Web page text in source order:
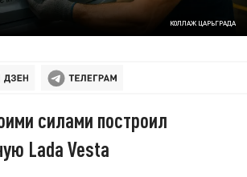
КОЛЛАЖ ЦАРЬГРАДА
силами построил
Lada Vesta